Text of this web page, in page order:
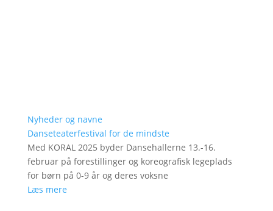
Nyheder og navne
Danseteaterfestival for de mindste
Med KORAL 2025 byder Dansehallerne 13.-16.
februar på forestillinger og koreografisk legeplads
for børn på 0-9 år og deres voksne
Læs mere